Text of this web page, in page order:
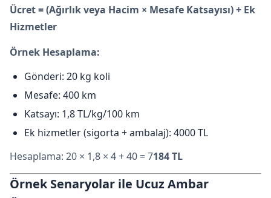
Ücret = (Ağırlık veya Hacim × Mesafe Katsayısı) + Ek
Hizmetler
Örnek Hesaplama:
Gönderi: 20 kg koli
Mesafe: 400 km
Katsayı: 1,8 TL/kg/100 km
Ek hizmetler (sigorta + ambalaj): 4000 TL
Hesaplama: 20 × 1,8 × 4 + 40 = 7184 TL
Örnek Senaryolar ile Ucuz Ambar